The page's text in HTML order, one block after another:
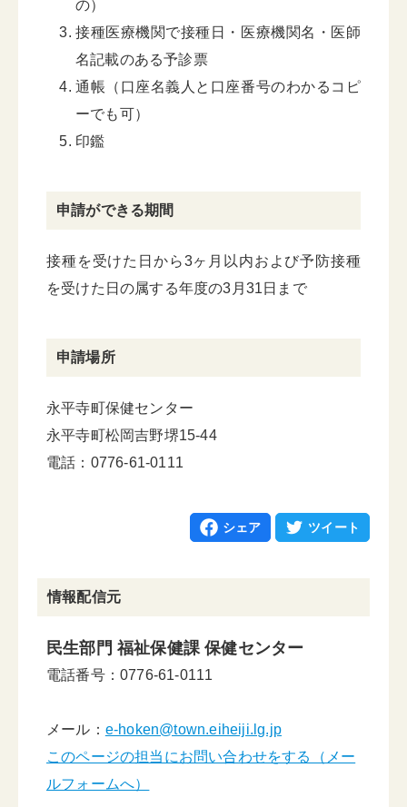
の）
接種医療機関で接種日・医療機関名・医師
名記載のある予診票
通帳（口座名義人と口座番号のわかるコピ
ーでも可）
印鑑
申請ができる期間
接種を受けた日から3ヶ月以内および予防接種
を受けた日の属する年度の3月31日まで
申請場所
永平寺町保健センター
永平寺町松岡吉野堺15-44
電話：0776-61-0111
シェア ツイート
情報配信元
民生部門 福祉保健課 保健センター
電話番号：0776-61-0111
メール： e-hoken@town.eiheiji.lg.jp
このページの担当にお問い合わせをする（メー
ルフォームへ）